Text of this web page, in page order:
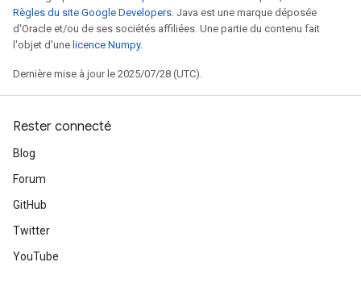
Règles du site Google Developers. Java est une marque déposée
d'Oracle et/ou de ses sociétés affiliées. Une partie du contenu fait
l'objet d'une licence Numpy.
Dernière mise à jour le 2025/07/28 (UTC).
Rester connecté
Blog
Forum
GitHub
Twitter
YouTube